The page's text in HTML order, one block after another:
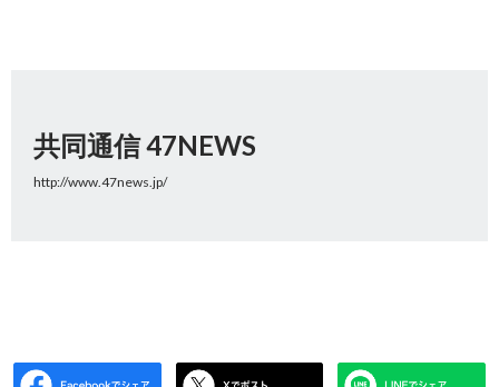
共同通信 47NEWS
http://www.47news.jp/